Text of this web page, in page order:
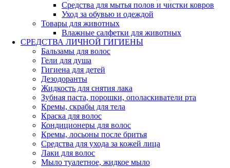
Средства для мытья полов и чистки ковров
Уход за обувью и одеждой
Товары для животных
Влажные салфетки для животных
СРЕДСТВА ЛИЧНОЙ ГИГИЕНЫ
Бальзамы для волос
Гели для душа
Гигиена для детей
Дезодоранты
Жидкость для снятия лака
Зубная паста, порошки, ополаскиватели рта
Кремы, скрабы для тела
Краска для волос
Кондиционеры для волос
Кремы, лосьоны после бритья
Средства для ухода за кожей лица
Лаки для волос
Мыло туалетное, жидкое мыло